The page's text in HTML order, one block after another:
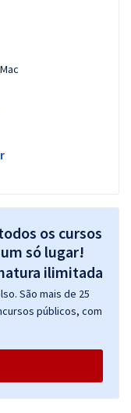
os cursos
só lugar!
São mais de 25
públicos, com